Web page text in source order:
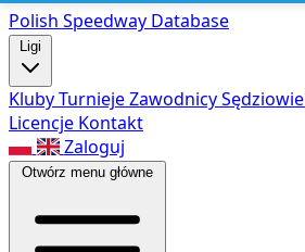
Polish Speedway Database
Ligi
KlubyTurniejeZawodnicySędziowie
Licencje Kontakt
Zaloguj
Otwórz menu główne